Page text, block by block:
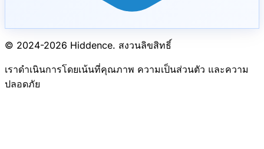
© 2024-2026 Hiddence. สงวนลิขสิทธิ์
เราดำเนินการโดยเน้นที่คุณภาพ ความเป็นส่วนตัว และความ
ปลอดภัย